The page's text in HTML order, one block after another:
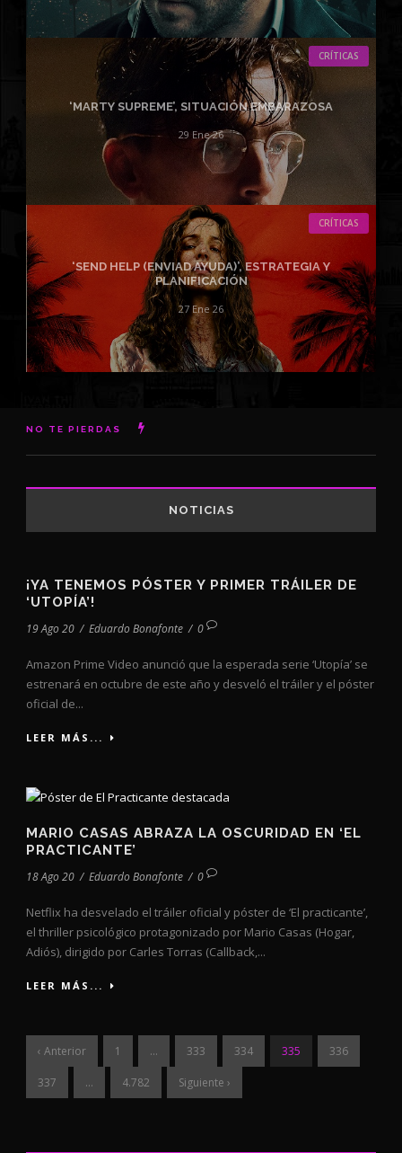
‘MARTY SUPREME’, SITUACIÓN EMBARAZOSA
29 Ene 26
CRÍTICAS
‘SEND HELP (ENVIAD AYUDA)’, ESTRATEGIA Y
PLANIFICACIÓN
27 Ene 26
CRÍTICAS
NO TE PIERDAS
NOTICIAS
¡YA TENEMOS PÓSTER Y PRIMER TRÁILER DE
‘UTOPÍA’!
19 Ago 20 / Eduardo Bonafonte / 0
Amazon Prime Video anunció que la esperada serie ‘Utopía’ se
estrenará en octubre de este año y desveló el tráiler y el póster
oficial de...
LEER MÁS...
MARIO CASAS ABRAZA LA OSCURIDAD EN ‘EL
PRACTICANTE’
18 Ago 20 / Eduardo Bonafonte / 0
Netflix ha desvelado el tráiler oficial y póster de ‘El practicante’,
el thriller psicológico protagonizado por Mario Casas (Hogar,
Adiós), dirigido por Carles Torras (Callback,...
LEER MÁS...
‹ Anterior 1 … 333 334 335 336
337 … 4.782 Siguiente ›